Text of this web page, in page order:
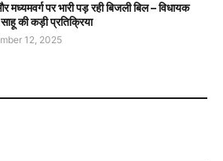
मध्यमवर्ग पर भारी पड़ रही बिजली बिल – विधायक
की कड़ी प्रतिक्रिया
12, 2025